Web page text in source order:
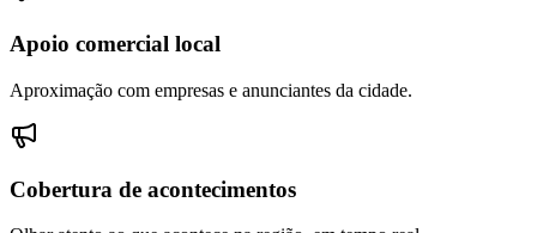
Apoio comercial local
Aproximação com empresas e anunciantes da cidade.
Cobertura de acontecimentos